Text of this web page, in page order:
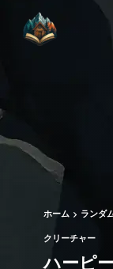
ホーム ランダ
クリーチャー
ハーピ